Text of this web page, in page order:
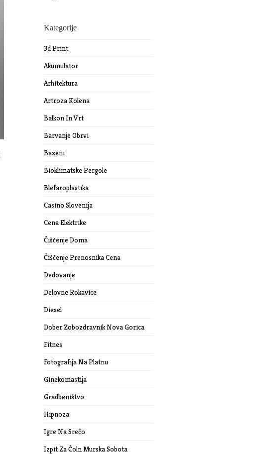
Kategorije
3d Print
Akumulator
Arhitektura
Artroza Kolena
Balkon In Vrt
Barvanje Obrvi
Bazeni
Bioklimatske Pergole
Blefaroplastika
Casino Slovenija
Cena Elektrike
Čiščenje Doma
Čiščenje Prenosnika Cena
Dedovanje
Delovne Rokavice
Diesel
Dober Zobozdravnik Nova Gorica
Fitnes
Fotografija Na Platnu
Ginekomastija
Gradbeništvo
Hipnoza
Igre Na Srečo
Izpit Za Čoln Murska Sobota